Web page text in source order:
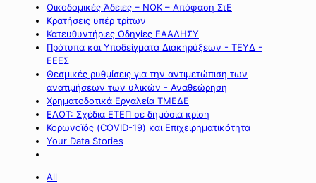
Οικοδομικές Άδειες – ΝΟΚ – Απόφαση ΣτΕ
Κρατήσεις υπέρ τρίτων
Κατευθυντήριες Οδηγίες ΕΑΑΔΗΣΥ
Πρότυπα και Υποδείγματα Διακηρύξεων - ΤΕΥΔ -
ΕΕΕΣ
Θεσμικές ρυθμίσεις για την αντιμετώπιση των
ανατιμήσεων των υλικών - Αναθεώρηση
Χρηματοδοτικά Εργαλεία ΤΜΕΔΕ
ΕΛΟΤ: Σχέδια ΕΤΕΠ σε δημόσια κρίση
Κορωνοϊός (COVID-19) και Επιχειρηματικότητα
Your Data Stories
All